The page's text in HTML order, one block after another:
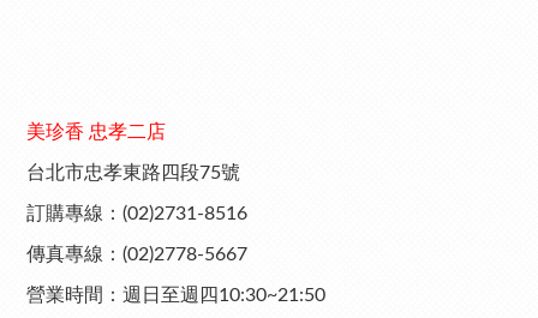
美珍香 忠孝二店
台北市忠孝東路四段75號
訂購專線：(02)2731-8516
傳真專線：(02)2778-5667
營業時間：週日至週四10:30~21:50